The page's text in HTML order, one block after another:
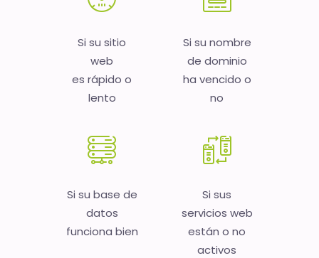
Si su sitio
web
es rápido o
lento
Si su nombre
de dominio
ha vencido o
no
Si su base de
datos
funciona bien
Si sus
servicios web
están o no
activos